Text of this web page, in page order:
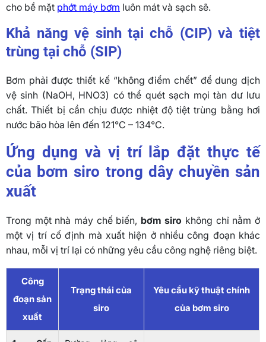
cho bề mặt phớt máy bơm luôn mát và sạch sẽ.
Khả năng vệ sinh tại chỗ (CIP) và tiệt
trùng tại chỗ (SIP)
Bơm phải được thiết kế “không điểm chết” để dung dịch
vệ sinh (NaOH, HNO3) có thể quét sạch mọi tàn dư lưu
chất. Thiết bị cần chịu được nhiệt độ tiệt trùng bằng hơi
nước bão hòa lên đến 121°C – 134°C.
Ứng dụng và vị trí lắp đặt thực tế
của bơm siro trong dây chuyền sản
xuất
Trong một nhà máy chế biến, bơm siro không chỉ nằm ở
một vị trí cố định mà xuất hiện ở nhiều công đoạn khác
nhau, mỗi vị trí lại có những yêu cầu công nghệ riêng biệt.
Công
đoạn sản
xuất
Trạng thái của
siro
Yêu cầu kỹ thuật chính
của bơm siro